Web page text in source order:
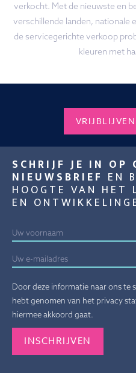
verkocht. Met de nieuwste en
verschillende landen, nationale
de servicegerichte verkoop
kleuren met
SCHRIJF JE IN OP
NIEUWSBRIEF EN
HOOGTE VAN HET
EN
Door deze informatie naar ons te
hebt genomen van het privacy
hiermee akkoord gaat.